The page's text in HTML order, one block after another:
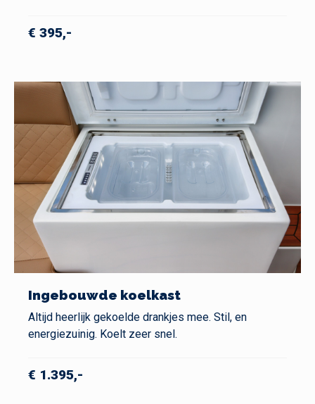
€ 395,-
Ingebouwde koelkast
Altijd heerlijk gekoelde drankjes mee. Stil, en
energiezuinig. Koelt zeer snel.
€ 1.395,-